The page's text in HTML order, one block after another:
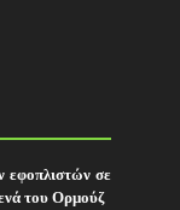
εφοπλιστών σε
του Ορμούζ